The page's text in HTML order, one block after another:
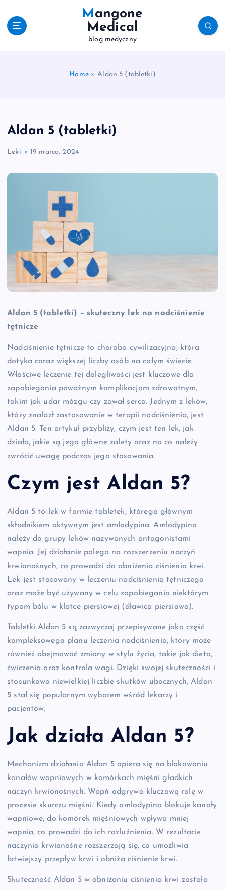
Mangone
Medical
blog medyczny
Home»Aldan 5 (tabletki)
Aldan 5 (tabletki)
Leki 19 marca, 2024
Aldan 5 (tabletki) – skuteczny lek na nadciśnienie
tętnicze
Nadciśnienie tętnicze to choroba cywilizacyjna, która
dotyka coraz większej liczby osób na całym świecie.
Właściwe leczenie tej dolegliwości jest kluczowe dla
zapobiegania poważnym komplikacjom zdrowotnym,
takim jak udar mózgu czy zawał serca. Jednym z leków,
który znalazł zastosowanie w terapii nadciśnienia, jest
Aldan 5. Ten artykuł przybliży, czym jest ten lek, jak
działa, jakie są jego główne zalety oraz na co należy
zwrócić uwagę podczas jego stosowania.
Czym jest Aldan 5?
Aldan 5 to lek w formie tabletek, którego głównym
składnikiem aktywnym jest amlodypina. Amlodypina
należy do grupy leków nazywanych antagonistami
wapnia. Jej działanie polega na rozszerzeniu naczyń
krwionośnych, co prowadzi do obniżenia ciśnienia krwi.
Lek jest stosowany w leczeniu nadciśnienia tętniczego
oraz może być używany w celu zapobiegania niektórym
typom bólu w klatce piersiowej (dławica piersiowa).
Tabletki Aldan 5 są zazwyczaj przepisywane jako część
kompleksowego planu leczenia nadciśnienia, który może
również obejmować zmiany w stylu życia, takie jak dieta,
ćwiczenia oraz kontrola wagi. Dzięki swojej skuteczności i
stosunkowo niewielkiej liczbie skutków ubocznych, Aldan
5 stał się popularnym wyborem wśród lekarzy i
pacjentów.
Jak działa Aldan 5?
Mechanizm działania Aldan 5 opiera się na blokowaniu
kanałów wapniowych w komórkach mięśni gładkich
naczyń krwionośnych. Wapń odgrywa kluczową rolę w
procesie skurczu mięśni. Kiedy amlodypina blokuje kanały
wapniowe, do komórek mięśniowych wpływa mniej
wapnia, co prowadzi do ich rozluźnienia. W rezultacie
naczynia krwionośne rozszerzają się, co umożliwia
łatwiejszy przepływ krwi i obniża ciśnienie krwi.
Skuteczność Aldan 5 w obniżaniu ciśnienia krwi została